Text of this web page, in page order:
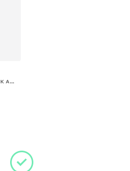
Skinny Pantalón deportivo 'FELIK ALPINE'